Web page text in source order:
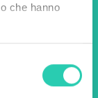
che hanno
per